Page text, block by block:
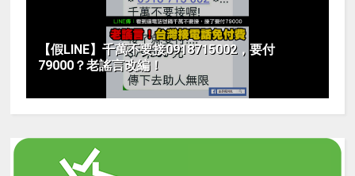
【假LINE】千萬不要接0918715002，要付
79000？老謠言改編！